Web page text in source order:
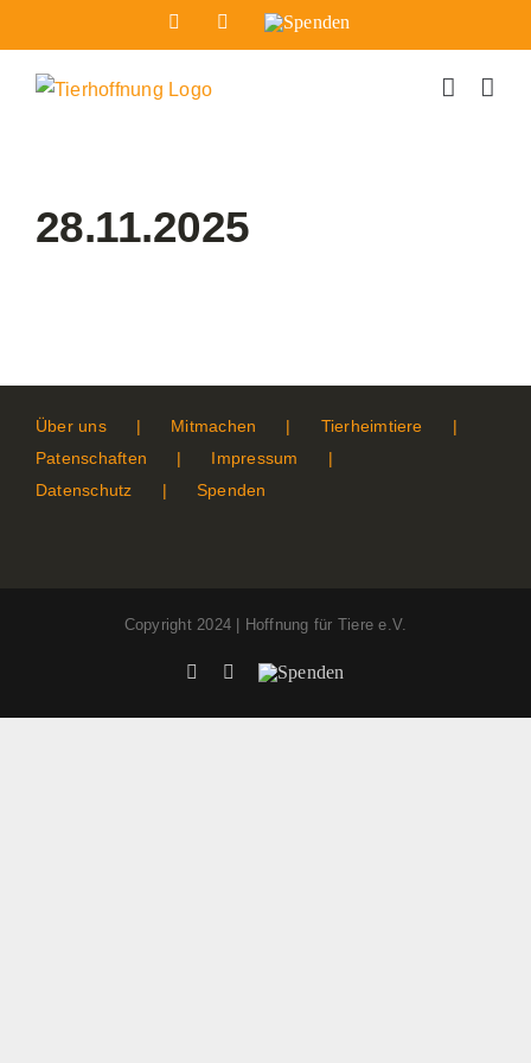
Inhalt
springen
FacebookInstagram
Spenden
28.11.2025
Über uns Mitmachen
Tierheimtiere
Patenschaften
Impressum
Datenschutz
Spenden
Copyright 2024 | Hoffnung für Tiere e.V.
FacebookInstagram
Spenden